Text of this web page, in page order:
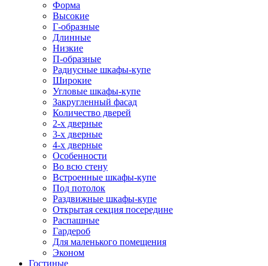
Форма
Высокие
Г-образные
Длинные
Низкие
П-образные
Радиусные шкафы-купе
Широкие
Угловые шкафы-купе
Закругленный фасад
Количество дверей
2-х дверные
3-х дверные
4-х дверные
Особенности
Во всю стену
Встроенные шкафы-купе
Под потолок
Раздвижные шкафы-купе
Открытая секция посередине
Распашные
Гардероб
Для маленького помещения
Эконом
Гостиные